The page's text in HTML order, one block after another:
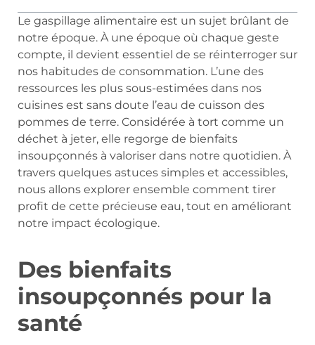
Le gaspillage alimentaire est un sujet brûlant de
notre époque. À une époque où chaque geste
compte, il devient essentiel de se réinterroger sur
nos habitudes de consommation. L’une des
ressources les plus sous-estimées dans nos
cuisines est sans doute l’eau de cuisson des
pommes de terre. Considérée à tort comme un
déchet à jeter, elle regorge de bienfaits
insoupçonnés à valoriser dans notre quotidien. À
travers quelques astuces simples et accessibles,
nous allons explorer ensemble comment tirer
profit de cette précieuse eau, tout en améliorant
notre impact écologique.
Des bienfaits
insoupçonnés pour la
santé